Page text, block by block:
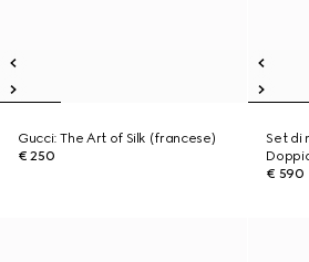
Gucci: The Art of Silk (francese)
€ 250
Set di
€ 590